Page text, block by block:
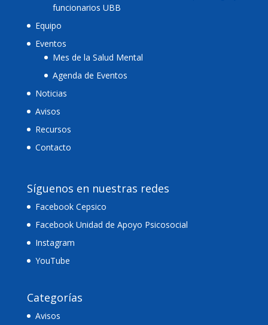
funcionarios UBB
Equipo
Eventos
Mes de la Salud Mental
Agenda de Eventos
Noticias
Avisos
Recursos
Contacto
Síguenos en nuestras redes
Facebook Cepsico
Facebook Unidad de Apoyo Psicosocial
Instagram
YouTube
Categorías
Avisos